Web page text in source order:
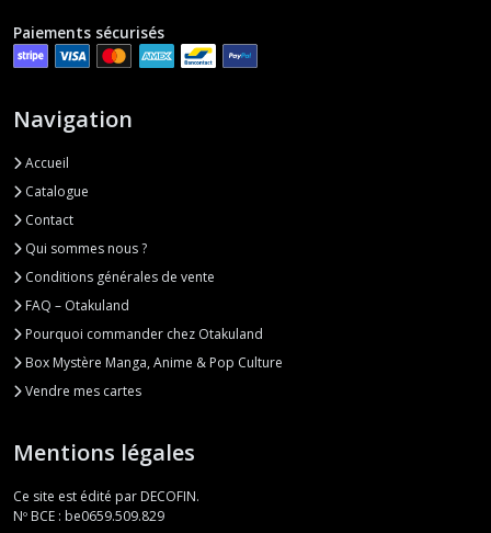
Paiements sécurisés
Navigation
Accueil
Catalogue
Contact
Qui sommes nous ?
Conditions générales de vente
FAQ – Otakuland
Pourquoi commander chez Otakuland
Box Mystère Manga, Anime & Pop Culture
Vendre mes cartes
Mentions légales
Ce site est édité par DECOFIN.
Nº BCE : be0659.509.829